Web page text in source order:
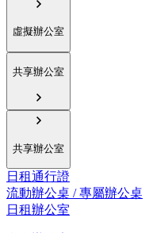
虛擬辦公室
共享辦公室
共享辦公室
日租通行證
流動辦公桌 / 專屬辦公桌
日租辦公室